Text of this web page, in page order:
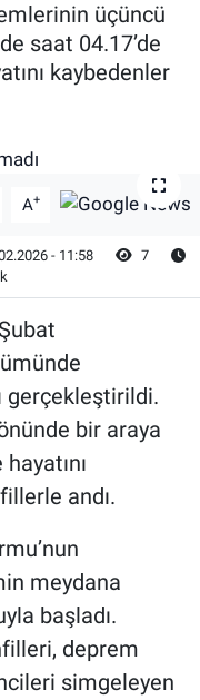
üçüncü
saat 04.17’de
kaybedenler
A+
- 11:58
7
gerçekleştirildi.
bir araya
andı.
meydana
başladı.
deprem
simgeleyen